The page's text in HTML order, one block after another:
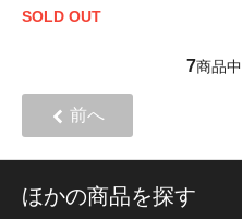
SOLD OUT
7商品中
前へ
ほかの商品を探す